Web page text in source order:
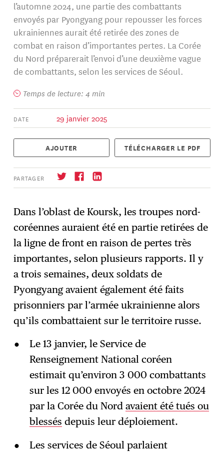
l’automne 2024, une partie des combattants
envoyés par Pyongyang pour repousser les forces
ukrainiennes aurait été retirée des zones de
combat en raison d’importantes pertes. La Corée
du Nord préparerait l’envoi d’une deuxième vague
de combattants, selon les services de Séoul.
Temps de lecture: 4 min
DATE 29 janvier 2025
AJOUTER TÉLÉCHARGER LE PDF
PARTAGER
→ S'abonner
Dans l’oblast de Koursk, les troupes nord-
coréennes auraient été en partie retirées de
la ligne de front en raison de pertes très
importantes, selon plusieurs rapports. Il y
a trois semaines, deux soldats de
Pyongyang avaient également été faits
prisonniers par l’armée ukrainienne alors
qu’ils combattaient sur le territoire russe.
Le 13 janvier, le Service de
Renseignement National coréen
estimait qu’environ 3 000 combattants
sur les 12 000 envoyés en octobre 2024
par la Corée du Nord avaient été tués ou
blessés depuis leur déploiement.
Les services de Séoul parlaient